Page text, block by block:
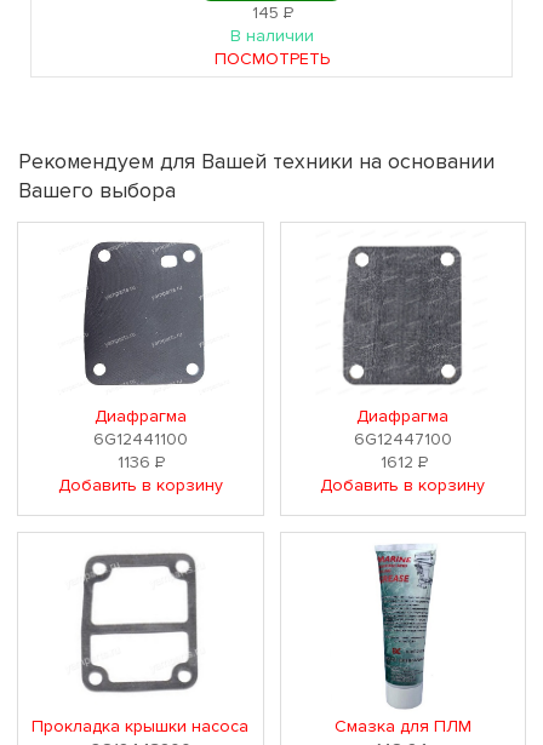
145Р
В наличии
ПОСМОТРЕТЬ
Рекомендуем для Вашей техники на основании
Вашего выбора
Диафрагма
6G12441100
1136Р
Добавить в корзину
Диафрагма
6G12447100
1612 Р
Добавить в корзину
Прокладка крышки насоса
Смазка для ПЛМ